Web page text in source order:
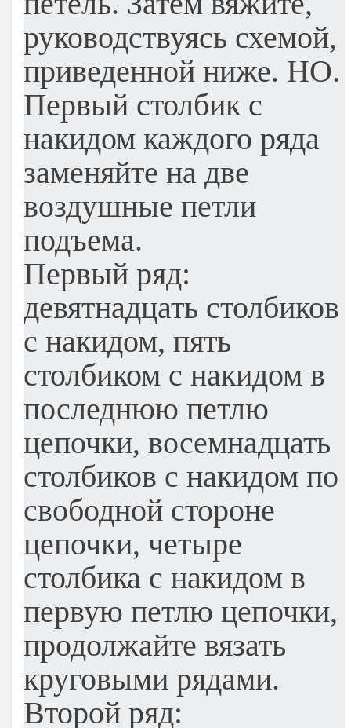
руководствуясь схемой,
приведенной ниже. НО.
Первый столбик с
накидом каждого ряда
заменяйте на две
воздушные петли
подъема.
Первый ряд:
девятнадцать столбиков
с накидом, пять
столбиком с накидом в
последнюю петлю
цепочки, восемнадцать
столбиков с накидом по
свободной стороне
цепочки, четыре
столбика с накидом в
первую петлю цепочки,
продолжайте вязать
круговыми рядами.
Второй ряд: